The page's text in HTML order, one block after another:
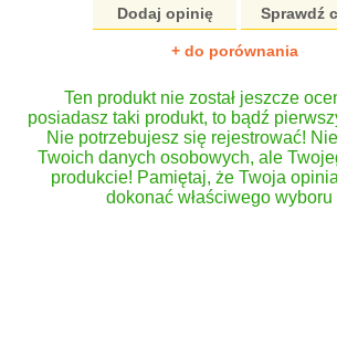
Dodaj opinię Sprawdź
+ do porównania
Ten produkt nie został jeszcze
posiadasz taki produkt, to bądź
Nie potrzebujesz się rejestrować!
Twoich danych osobowych, ale
produkcie! Pamiętaj, że Twoja
dokonać właściwego wyboru